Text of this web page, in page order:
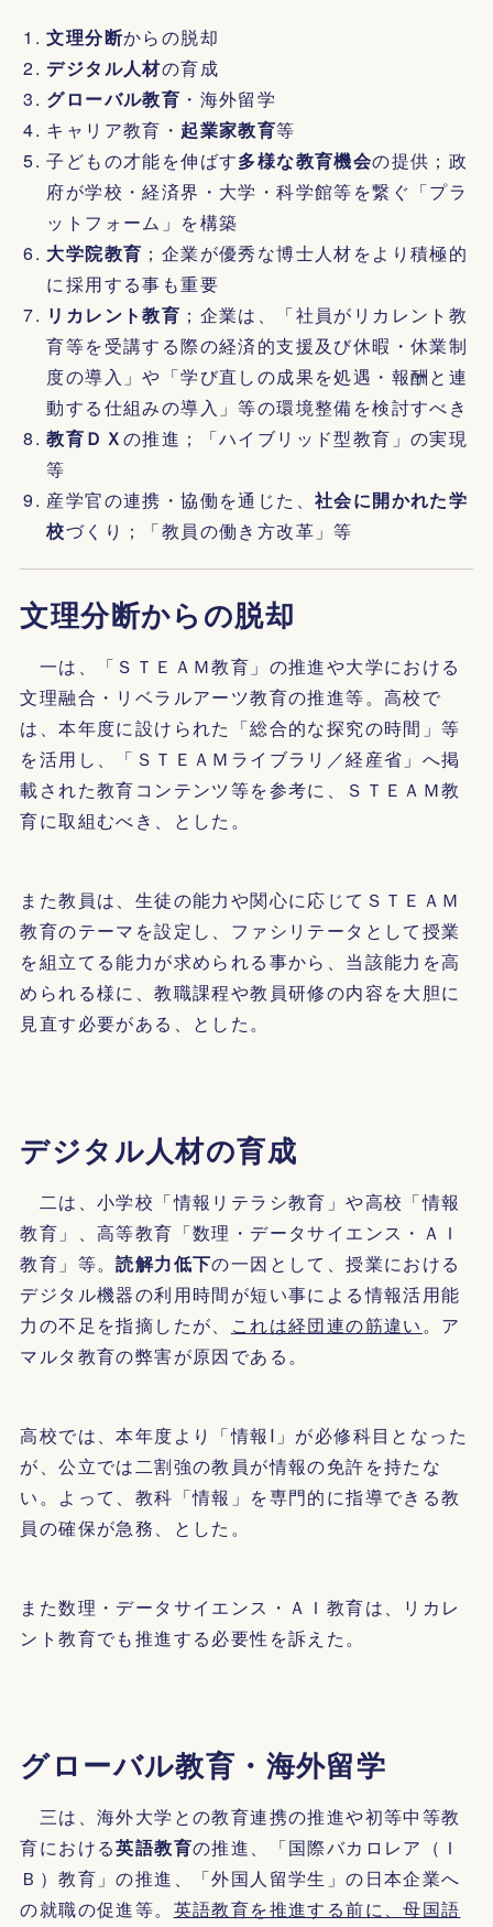
文理分断からの脱却
デジタル人材の育成
グローバル教育 ・海外留学
キャリア教育・ 起業家教育等
子どもの才能を伸ばす多様な教育機会の提供；政
府が学校・経済界・大学・科学館等を繋ぐ「プラ
ットフォーム」を構築
大学院教育 ；企業が優秀な博士人材をより積極的
に採用する事も重要
リカレント教育 ；企業は、「社員がリカレント教
育等を受講する際の経済的支援及び休暇・休業制
度の導入」や「学び直しの成果を処遇・報酬と連
動する仕組みの導入」等の環境整備を検討すべき
教育ＤＸの推進；「ハイブリッド型教育」の実現
等
産学官の連携・協働を通じた、 社会に開かれた学
校づくり；「教員の働き方改革」等
文理分断からの脱却
一は、「ＳＴＥＡＭ教育」の推進や大学における
文理融合・リベラルアーツ教育の推進等。高校で
は、本年度に設けられた「総合的な探究の時間」等
を活用し、「ＳＴＥＡＭライブラリ／経産省」へ掲
載された教育コンテンツ等を参考に、ＳＴＥＡＭ教
育に取組むべき、とした。
また教員は、生徒の能力や関心に応じてＳＴＥＡＭ
教育のテーマを設定し、ファシリテータとして授業
を組立てる能力が求められる事から、当該能力を高
められる様に、教職課程や教員研修の内容を大胆に
見直す必要がある、とした。
デジタル人材の育成
二は、小学校「情報リテラシ教育」や高校「情報
教育」、高等教育「数理・データサイエンス・ＡＩ
教育」等。読解力低下の一因として、授業における
デジタル機器の利用時間が短い事による情報活用能
力の不足を指摘したが、 これは経団連の筋違い。ア
マルタ教育の弊害が原因である。
高校では、本年度より「情報Ⅰ」が必修科目となった
が、公立では二割強の教員が情報の免許を持たな
い。よって、教科「情報」を専門的に指導できる教
員の確保が急務、とした。
また数理・データサイエンス・ＡＩ教育は、リカレ
ント教育でも推進する必要性を訴えた。
グローバル教育・海外留学
三は、海外大学との教育連携の推進や初等中等教
育における英語教育の推進、「国際バカロレア（Ｉ
Ｂ）教育」の推進、「外国人留学生」の日本企業へ
の就職の促進等。 英語教育を推進する前に、母国語